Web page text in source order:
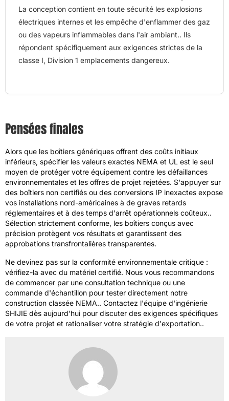
La conception contient en toute sécurité les explosions
électriques internes et les empêche d'enflammer des gaz
ou des vapeurs inflammables dans l'air ambiant.. Ils
répondent spécifiquement aux exigences strictes de la
classe I, Division 1 emplacements dangereux.
Pensées finales
Alors que les boîtiers génériques offrent des coûts initiaux
inférieurs, spécifier les valeurs exactes NEMA et UL est le seul
moyen de protéger votre équipement contre les défaillances
environnementales et les offres de projet rejetées. S'appuyer sur
des boîtiers non certifiés ou des conversions IP inexactes expose
vos installations nord-américaines à de graves retards
réglementaires et à des temps d'arrêt opérationnels coûteux..
Sélection strictement conforme, les boîtiers conçus avec
précision protègent vos résultats et garantissent des
approbations transfrontalières transparentes.
Ne devinez pas sur la conformité environnementale critique :
vérifiez-la avec du matériel certifié. Nous vous recommandons
de commencer par une consultation technique ou une
commande d'échantillon pour tester directement notre
construction classée NEMA.. Contactez l'équipe d'ingénierie
SHIJIE dès aujourd'hui pour discuter des exigences spécifiques
de votre projet et rationaliser votre stratégie d'exportation..